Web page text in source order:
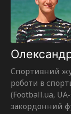
Спортивний
роботи в
(Football.ua, UA-
закордонний